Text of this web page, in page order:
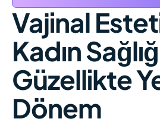
Vajinal
Kadın
Güzellikte
Dönem